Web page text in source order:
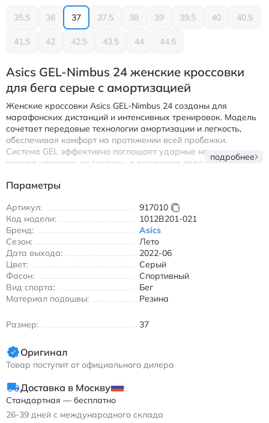
35.5 36 37 37.5 38 39 39.5 40 40.5
41.5 42 42.5 43.5 44 44.5
Asics GEL-Nimbus 24 женские кроссовки
для бега серые с амортизацией
Женские кроссовки Asics GEL-Nimbus 24 созданы для
марафонских дистанций и интенсивных тренировок. Модель
сочетает передовые технологии амортизации и легкость,
обеспечивая комфорт на протяжении всей пробежки.
Система GEL эффективно поглощает ударные нагрузки,
снижая нагрузку на суставы, а резиновая подошва AHAR+
поверхностью.
Верх выполнен из дышащих материалов, что делает обувь
идеальной для летних забегов. Кроссовки подходят для бега
на асфальте, беговых дорожках и парковых тропах. Серый
цвет легко вписывается в спортивный гардероб, сохраняя
элегантный вид даже после интенсивного использования.
Особенности:
Износостойкая резиновая подошва
Воздухопроницаемый верх для оптимальной
Полная амортизация стопы при каждом шаге
Асикс GEL-Nimbus 24 кроссовки для бега серые с технологией
амортизации и дышащим верхом.
подробнее
Параметры
Артикул:
917010
Код модели:
1012B201-021
Бренд:
Asics
Сезон:
Лето
Дата выхода:
2022-06
Цвет:
Серый
Фасон:
Спортивный
Вид спорта:
Бег
Материал подошвы:
Резина
Размер: 37
Оригинал
Товар поступит от официального дилера
Доставка в Москву
Стандартная — бесплатно
26-39 дней с международного склада